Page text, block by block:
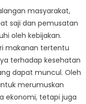
masyarakat,
saji dan pemusatan
oleh kebijakan.
makanan tertentu
terhadap kesehatan
dapat muncul. Oleh
merumuskan
ekonomi, tetapi juga